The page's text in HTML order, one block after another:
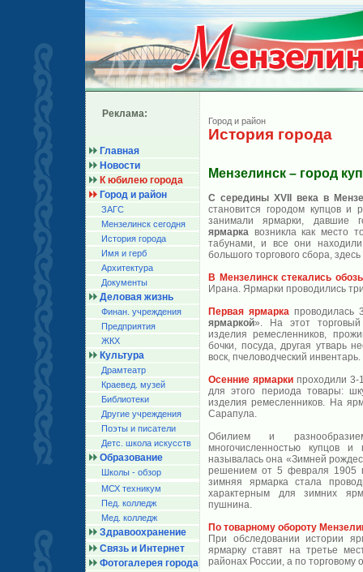
Реклама:
Главная
Новости
К юбилею города
Город и район
ЗАГС
Мензелинск сегодня
История города
Имя и герб
Архитектура
Документы
Деловая жизнь
Финан. учреждения
Предприятия
ЖКХ
Культура
Драмтеатр
Краевед. музей
Библиотеки
Другие учреждения
Поэты и писатели
Детс. школа искусств
Образование
Школы - обзор
МСХ техникум
Пед. колледж
Мед. колледж
Здравоохранение
Связь и Интернет
Фотогалерея города
Город и район
История города
Мензелинск – город
С середины ХVII века в
становится городом купцов и
занимали ярмарки, давшие
ярмарка возникла как место
табунами, и все они
большого торгового сбора,
В Мензелинск стекались
Ирана. Ярмарки проводились
Первая ярмарка проводилась
ярмаркой». На этот торговый
изделия ремесленников,
бочки, посуда, другая утварь
воск, пчеловодческий инвентарь.
Осенние ярмарки проходили 3-
для этого периода товары:
изделия ремесленников. На
Сарапула.
Обилием и
многочисленностью купцов
называлась она «Зимней
решением от 5 февраля 1905
зимняя ярмарка стала
характерным для зимних
пушнина.
По товарному обороту
При обследовании истории
ярмарку ставят на третье
районах России, а по торговому